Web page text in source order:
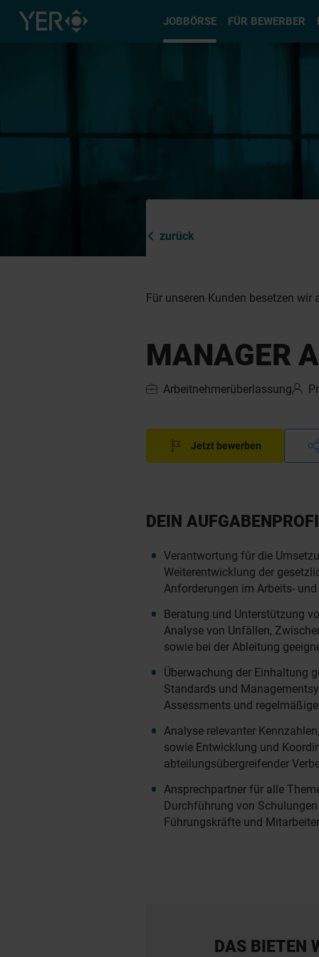
JOBBÖRSE FÜR BEWERBER
Typ
zurück
Für unseren Kunden besetzen
MANAGER
Arbeitnehmerüberlassung
Jetzt bewerben
DEIN
Verantwortung für die
Weiterentwicklung der
Anforderungen im Arbeits-
Beratung und Unterstützung
Analyse von Unfällen,
sowie bei der Ableitung
Überwachung der Einhaltung
Standards und
Assessments und
Analyse relevanter
sowie Entwicklung und
abteilungsübergreifender
Ansprechpartner für alle
Durchführung von
Führungskräfte und
DAS BIETEN